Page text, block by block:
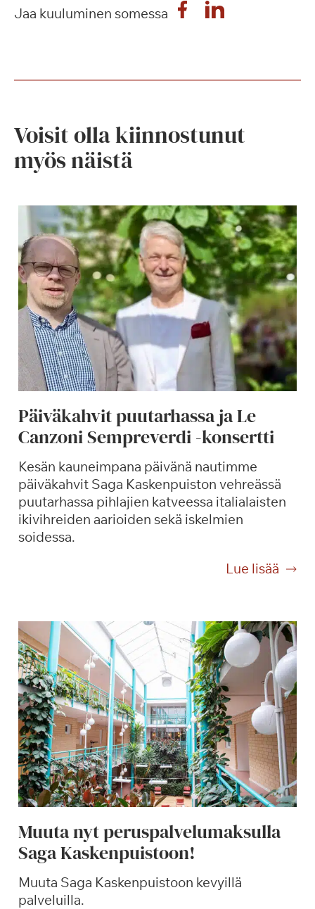
Jaa kuuluminen somessa
Voisit olla kiinnostunut
myös näistä
Päiväkahvit puutarhassa ja Le
Canzoni Sempreverdi -konsertti
Kesän kauneimpana päivänä nautimme
päiväkahvit Saga Kaskenpuiston vehreässä
puutarhassa pihlajien katveessa italialaisten
ikivihreiden aarioiden sekä iskelmien
soidessa.
Lue lisää
P
v
ä
k
a
h
v
i
t
p
u
u
a
a
Muuta nyt peruspalvelumaksulla
Saga Kaskenpuistoon!
Muuta Saga Kaskenpuistoon kevyillä
palveluilla.